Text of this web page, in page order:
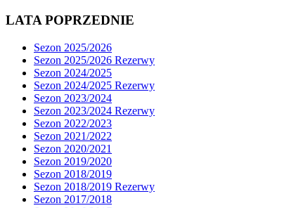
LATA POPRZEDNIE
Sezon 2025/2026
Sezon 2025/2026 Rezerwy
Sezon 2024/2025
Sezon 2024/2025 Rezerwy
Sezon 2023/2024
Sezon 2023/2024 Rezerwy
Sezon 2022/2023
Sezon 2021/2022
Sezon 2020/2021
Sezon 2019/2020
Sezon 2018/2019
Sezon 2018/2019 Rezerwy
Sezon 2017/2018